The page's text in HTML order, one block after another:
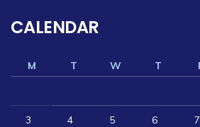
CALENDAR
M T W T
3 4 5 6 7